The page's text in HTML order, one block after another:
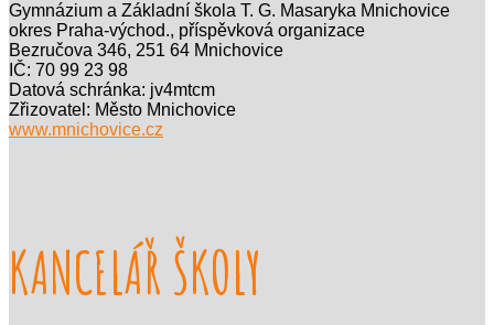
Gymnázium a Základní škola T. G. Masaryka Mnichovice
okres Praha-východ., příspěvková organizace
Bezručova 346, 251 64 Mnichovice
IČ: 70 99 23 98
Datová schránka: jv4mtcm
Zřizovatel: Město Mnichovice
www.mnichovice.cz
KANCELÁŘ ŠKOLY